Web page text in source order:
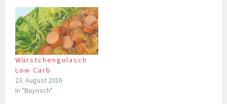
Würstchengulasch
Low Carb
23. August 2016
In "Bayrisch"